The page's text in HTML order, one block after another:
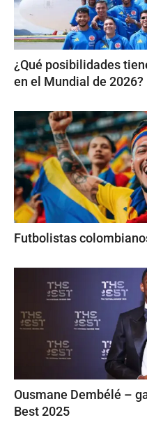
¿Qué posibilidades
en el Mundial de 2026?
Futbolistas
Ousmane Dembélé –
Best 2025